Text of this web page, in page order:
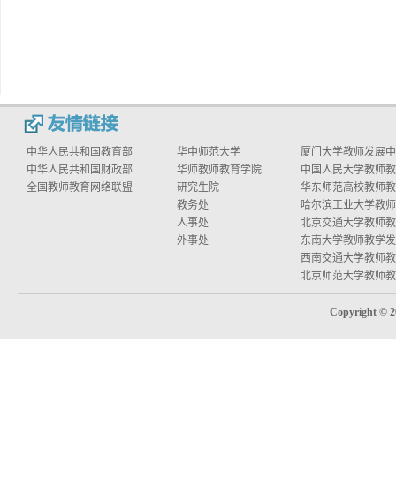
中华人民共和国教育部
中华人民共和国财政部
全国教师教育网络联盟
华中师范大学
华师教师教育学院
研究生院
教务处
人事处
外事处
厦门大学教师发展
中国人民大学教师
华东师范高校教师
哈尔滨工业大学教
北京交通大学教师
东南大学教师教学
西南交通大学教师
北京师范大学教师
Copyright ©